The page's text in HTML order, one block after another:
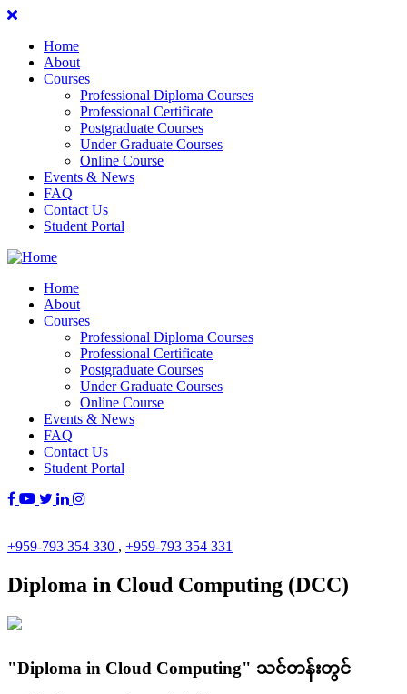
Home
About
Courses
Professional Diploma Courses
Professional Certificate
Postgraduate Courses
Under Graduate Courses
Online Course
Events & News
FAQ
Contact Us
Student Portal
Home
About
Courses
Professional Diploma Courses
Professional Certificate
Postgraduate Courses
Under Graduate Courses
Online Course
Events & News
FAQ
Contact Us
Student Portal
+959-793 354 330 , +959-793 354 331
Diploma in Cloud Computing (DCC)
"Diploma in Cloud Computing" သင်တန်းတွင်